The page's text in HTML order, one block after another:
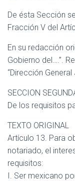
De ésta Sección
Fracción V del
En su redacción
Gobierno del….”.
“Dirección
SECCION
De los requisitos
TEXTO ORIGINAL
Artículo 13. Para
notariado, el
requisitos:
I. Ser mexicano